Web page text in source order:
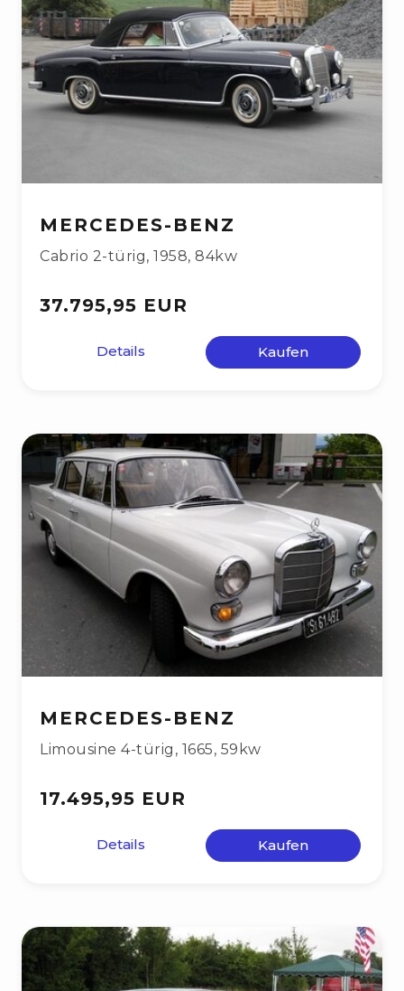
MERCEDES-BENZ
Cabrio 2-türig, 1958, 84kw
37.795,95 EUR
Details Kaufen
MERCEDES-BENZ
Limousine 4-türig , 1665, 59kw
17.495,95 EUR
Details Kaufen